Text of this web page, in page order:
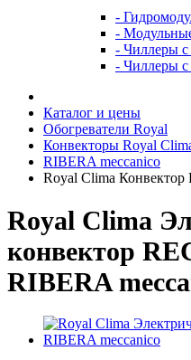
-
-
- Чиллеры
- Чиллеры
Каталог и цены
Обогреватели Royal
Конвекторы Royal
RIBERA meccanico
Royal Clima
Royal Clima
конвектор
RIBERA